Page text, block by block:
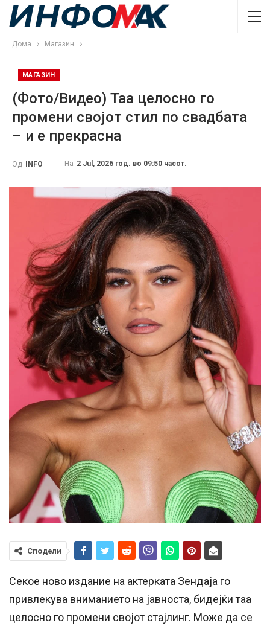
Дома Магазин
МАГАЗИН
(Фото/Видео) Таа целосно го
промени својот стил по свадбата
– и е прекрасна
Од INFO На 2 Jul, 2026 год. во 09:50 часот.
Сподели
Секое ново издание на актерката Зендаја го
привлекува вниманието на јавноста, бидејќи таа
целосно го промени својот стајлинг. Може да се